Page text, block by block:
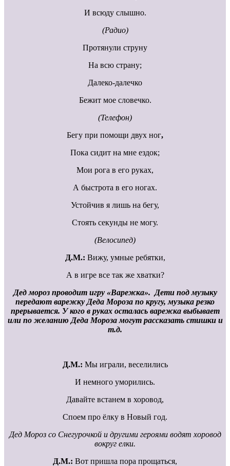
И всюду слышно.
(Радио)
Протянули струну
На всю страну;
Далеко-далечко
Бежит мое словечко.
(Телефон)
Бегу при помощи двух ног,
Пока сидит на мне ездок;
Мои рога в его руках,
А быстрота в его ногах.
Устойчив я лишь на бегу,
Стоять секунды не могу.
(Велосипед)
Д.М.: Вижу, умные ребятки,
А в игре все так же хватки?
Дед мороз проводит игру «Варежка». Дети под музыку
передают варежку Деда Мороза по кругу, музыка резко
прерывается. У кого в руках осталась варежка выбывает
или по желанию Деда Мороза могут рассказать стишки и
т.д.
Д.М.: Мы играли, веселились
И немного уморились.
Давайте встанем в хоровод,
Споем про ёлку в Новый год.
Дед Мороз со Снегурочкой и другими героями водят хоровод
вокруг елки.
Д.М.: Вот пришла пора прощаться,